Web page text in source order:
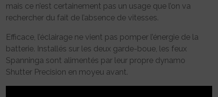
mais ce n’est certainement pas un usage que l’on va
rechercher du fait de l’absence de vitesses.
Efficace, l’éclairage ne vient pas pomper l’énergie de la
batterie. Installés sur les deux garde-boue, les feux
Spanninga sont alimentés par leur propre dynamo
Shutter Precision en moyeu avant.